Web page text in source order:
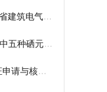
防火设计规程
-电感耦合等离子体质谱法
金属工业-镍冶炼